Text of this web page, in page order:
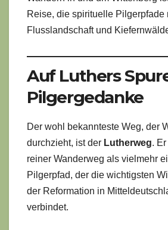
Reise, die spirituelle Pilgerpfade
Flusslandschaft und
Auf Luthers
Pilgergedanke
Der wohl bekannteste Weg, der
durchzieht, ist der Lutherweg.
reiner Wanderweg als vielmehr
Pilgerpfad, der die wichtigsten
der Reformation in
verbindet.